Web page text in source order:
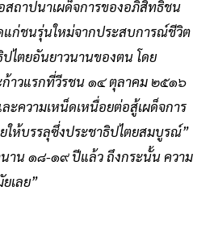
สถาปนาเผด็จการของอภิสิทธิ์ชน
ก่ชนรุ่นใหม่จากประสบการณ์ชีวิต
ไตยอันยาวนานของตน โดย
าวแรกที่วีรชน ๑๔ ตุลาคม ๒๕๑๖
ละความเหน็ดเหนื่อยต่อสู้เผด็จการ
ให้บรรลุซึ่งประชาธิปไตยสมบูรณ์”
าน ๑๘-๑๙ ปีแล้ว ถึงกระนั้น ความ
เลย”